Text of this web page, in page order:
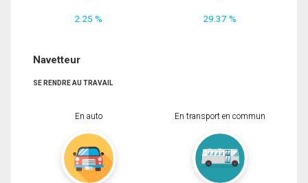
2.25 % 29.37 %
Navetteur
SE RENDRE AU TRAVAIL
En auto En transport en commun